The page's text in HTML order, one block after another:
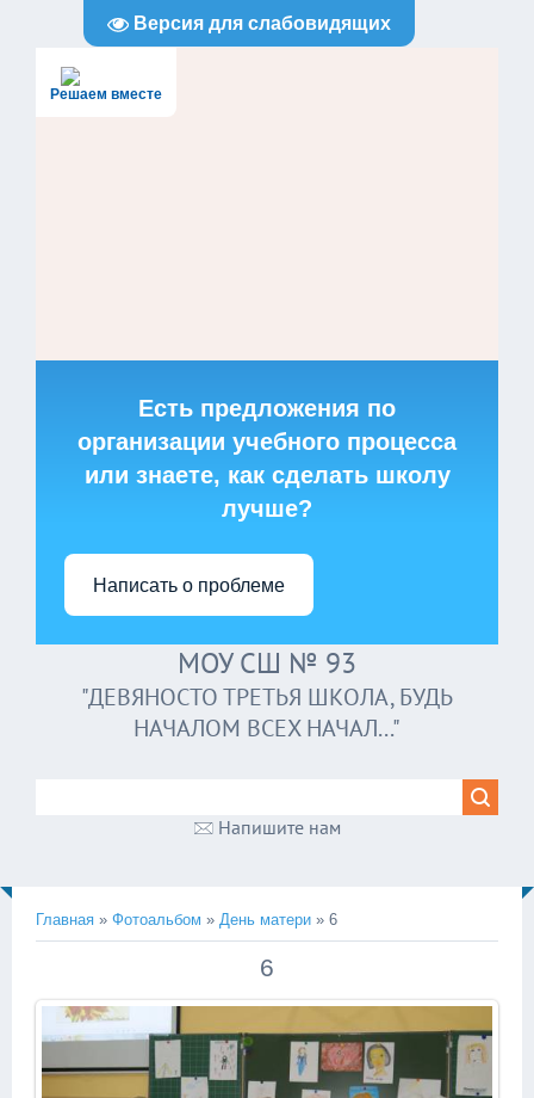
Версия для слабовидящих
Решаем вместе
Есть предложения по
организации учебного процесса
или знаете, как сделать школу
лучше?
Написать о проблеме
МОУ СШ № 93
"ДЕВЯНОСТО ТРЕТЬЯ ШКОЛА, БУДЬ
НАЧАЛОМ ВСЕХ НАЧАЛ..."
Напишите нам
Главная » Фотоальбом » День матери » 6
6